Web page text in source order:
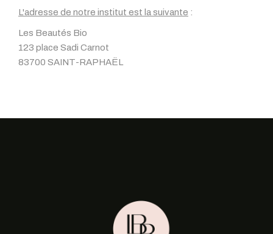
L'adresse de notre institut est la suivante :
Les Beautés Bio
123 place Sadi Carnot
83700 SAINT-RAPHAËL